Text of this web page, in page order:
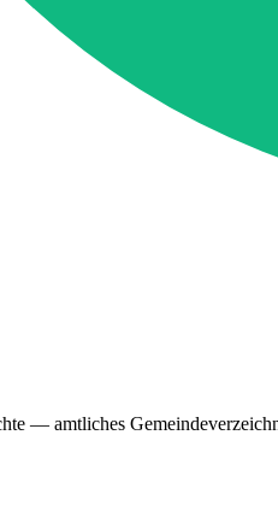
— amtliches